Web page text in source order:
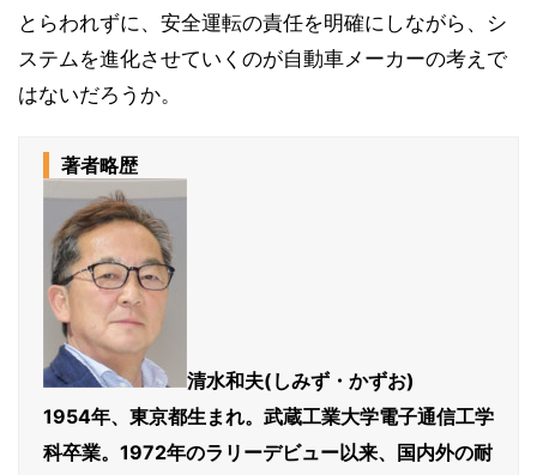
とらわれずに、安全運転の責任を明確にしながら、シ
ステムを進化させていくのが自動車メーカーの考えで
はないだろうか。
著者略歴
清水和夫(しみず・かずお)
1954年、東京都生まれ。武蔵工業大学電子通信工学
科卒業。1972年のラリーデビュー以来、国内外の耐